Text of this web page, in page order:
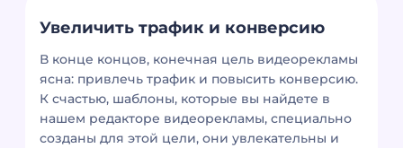
Увеличить трафик и конверсию
В конце концов, конечная цель видеорекламы
ясна: привлечь трафик и повысить конверсию.
К счастью, шаблоны, которые вы найдете в
нашем редакторе видеорекламы, специально
созданы для этой цели, они увлекательны и